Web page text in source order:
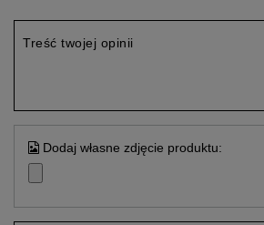
Treść twojej opinii
Dodaj własne zdjęcie produktu: